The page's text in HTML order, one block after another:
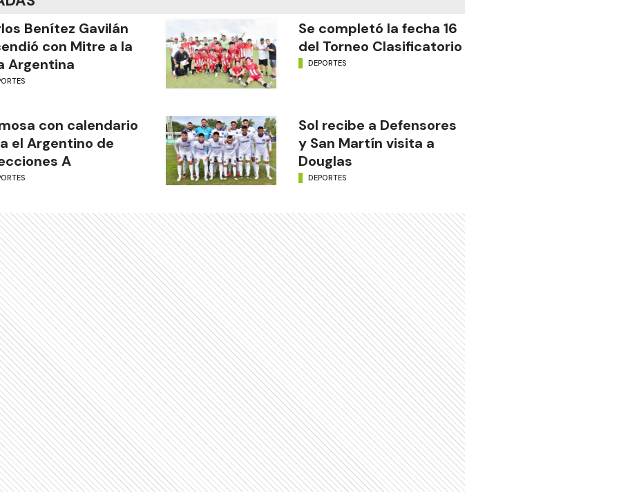
Benítez Gavilán
con Mitre a la
Argentina
Se completó la fecha 16
del Torneo Clasificatorio
DEPORTES
con calendario
el Argentino de
A
Sol recibe a Defensores
y San Martín visita a
Douglas
DEPORTES